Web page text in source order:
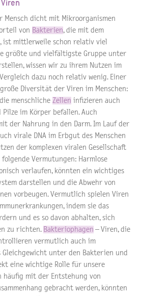
Mensch dicht mit Mikroorganismen
von Bakterien, die mit dem
ist mittlerweile schon relativ viel
größte und vielfältigste Gruppe unter
wissen wir zu ihrem Nutzen im
dazu noch relativ wenig. Einer
Diversität der Viren im Menschen:
menschliche Zellen infizieren auch
im Körper befallen. Auch
der Nahrung in den Darm. Im Lauf der
virale DNA im Erbgut des Menschen
der komplexen viralen Gesellschaft
Vermutungen: Harmlose
verlaufen, könnten ein wichtiges
darstellen und die Abwehr von
vorbeugen. Vermutlich spielen Viren
indem sie das
und es so davon abhalten, sich
zu richten. Bakteriophagen – Viren, die
vermutlich auch im
Gleichgewicht unter den Bakterien und
eine wichtige Rolle für unsere
häufig mit der Entstehung von
gebracht werden, könnten